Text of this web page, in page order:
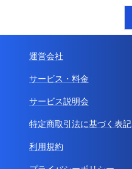
運営会社
サービス・料金
サービス説明会
特定商取引法に基づく表記
利用規約